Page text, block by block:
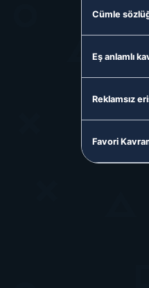
Cümle
Eş anlamlı
Reklamsız
Favori